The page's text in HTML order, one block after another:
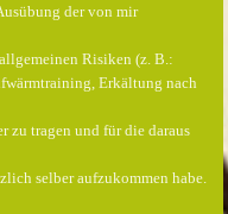
der von mir
Risiken (z. B.:
Erkältung nach
zu tragen und für die daraus
selber aufzukommen habe.